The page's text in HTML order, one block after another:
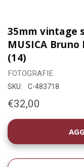
35mm vintage
MUSICA
(14)
FOTOGRAFIE
SKU: C-483718
€32,00
DISPONIBILITÀ
ATTUALE: